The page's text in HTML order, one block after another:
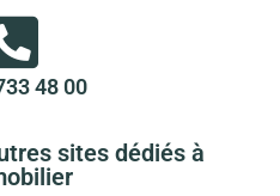
48 00
sites dédiés à